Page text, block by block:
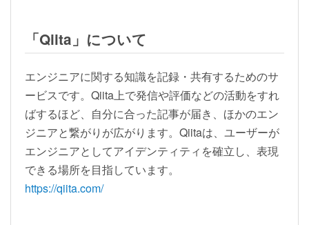
「Qiita」について
エンジニアに関する知識を記録・共有するためのサ
ービスです。Qiita上で発信や評価などの活動をすれ
ばするほど、自分に合った記事が届き、ほかのエン
ジニアと繋がりが広がります。Qiitaは、ユーザーが
エンジニアとしてアイデンティティを確立し、表現
できる場所を目指しています。
https://qiita.com/